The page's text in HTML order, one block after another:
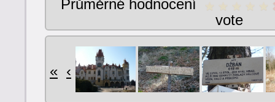
Průměrné hodnocení
vote
« ‹